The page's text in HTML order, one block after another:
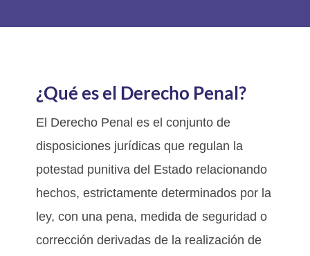
¿Qué es el Derecho Penal?
El Derecho Penal es el conjunto de
disposiciones jurídicas que regulan la
potestad punitiva del Estado relacionando
hechos, estrictamente determinados por la
ley, con una pena, medida de seguridad o
corrección derivadas de la realización de